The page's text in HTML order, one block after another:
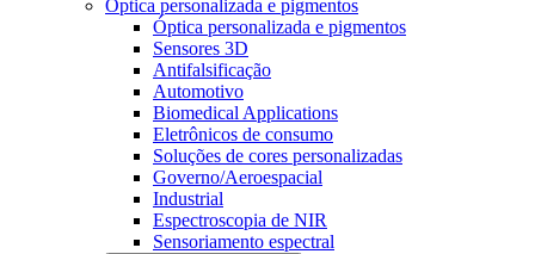
Óptica personalizada e pigmentos
Óptica personalizada e pigmentos
Sensores 3D
Antifalsificação
Automotivo
Biomedical Applications
Eletrônicos de consumo
Soluções de cores personalizadas
Governo/Aeroespacial
Industrial
Espectroscopia de NIR
Sensoriamento espectral